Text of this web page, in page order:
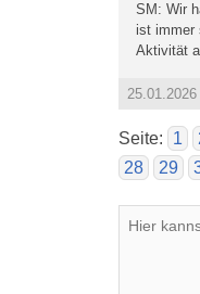
SM: Wir
ist immer
Aktivität
Seite: 1
28
29